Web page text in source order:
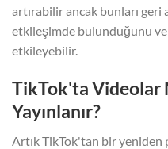
artırabilir ancak bunları
etkileşimde bulunduğunu ve
etkileyebilir.
TikTok'ta Videolar
Yayınlanır?
Artık TikTok'tan bir yeniden